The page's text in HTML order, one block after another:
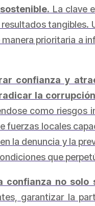
La clave
tangibles.
prioritaria a
confianza y
la
como riesgos
fuerzas locales
la denuncia y la
que
confianza no
garantizar la